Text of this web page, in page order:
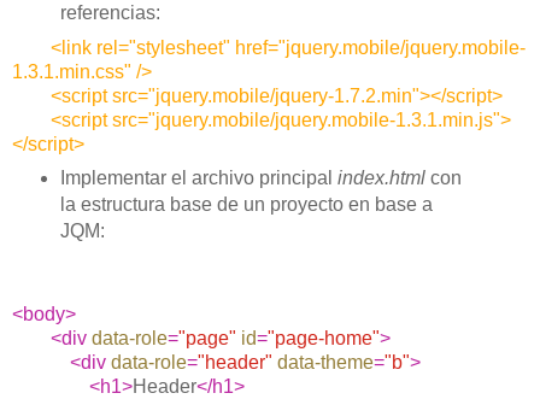
referencias:
<link rel="stylesheet" href="jquery.mobile/jquery.mobile-
1.3.1.min.css" />
<script src="jquery.mobile/jquery-1.7.2.min"></script>
<script src="jquery.mobile/jquery.mobile-1.3.1.min.js">
</script>
Implementar el archivo principal index.htmlcon
la estructura base de un proyecto en base a
JQM:
<body>
<div data-role="page" id="page-home">
<div data-role="header" data-theme="b">
<h1>Header</h1>